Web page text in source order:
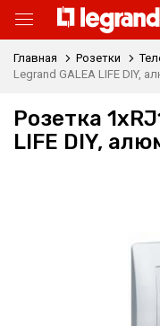
Главная Розетки
Legrand GALEA LIFE DIY,
Розетка
LIFE DIY,